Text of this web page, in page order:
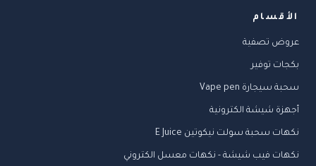
الأقسام
عروض تصفية
بكجات توفير
سحبة سيجارة Vape pen
أجهزة شيشة الكترونية
نكهات سحبة سولت نيكوتين E Juice
نكهات فيب شيشة - نكهات معسل الكتروني